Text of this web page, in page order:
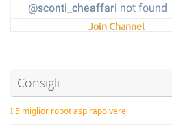
Join Channel
Consigli
I 5 miglior robot aspirapolvere